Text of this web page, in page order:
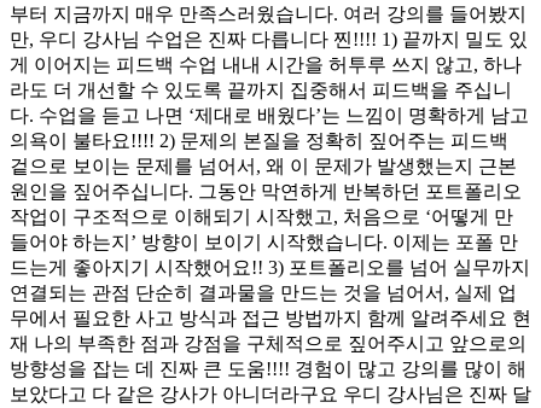
부터 지금까지 매우 만족스러웠습니다. 여러 강의를 들어봤지
만, 우디 강사님 수업은 진짜 다릅니다 찐!!!! 1) 끝까지 밀도 있
게 이어지는 피드백 수업 내내 시간을 허투루 쓰지 않고, 하나
라도 더 개선할 수 있도록 끝까지 집중해서 피드백을 주십니
다. 수업을 듣고 나면 ‘제대로 배웠다’는 느낌이 명확하게 남고
의욕이 불타요!!!! 2) 문제의 본질을 정확히 짚어주는 피드백
겉으로 보이는 문제를 넘어서, 왜 이 문제가 발생했는지 근본
원인을 짚어주십니다. 그동안 막연하게 반복하던 포트폴리오
작업이 구조적으로 이해되기 시작했고, 처음으로 ‘어떻게 만
들어야 하는지’ 방향이 보이기 시작했습니다. 이제는 포폴 만
드는게 좋아지기 시작했어요!! 3) 포트폴리오를 넘어 실무까지
연결되는 관점 단순히 결과물을 만드는 것을 넘어서, 실제 업
무에서 필요한 사고 방식과 접근 방법까지 함께 알려주세요 현
재 나의 부족한 점과 강점을 구체적으로 짚어주시고 앞으로의
방향성을 잡는 데 진짜 큰 도움!!!! 경험이 많고 강의를 많이 해
보았다고 다 같은 강사가 아니더라구요 우디 강사님은 진짜 달